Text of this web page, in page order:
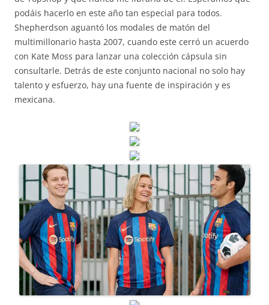
podáis hacerlo en este año tan especial para todos.
Shepherdson aguantó los modales de matón del
multimillonario hasta 2007, cuando este cerró un acuerdo
con Kate Moss para lanzar una colección cápsula sin
consultarle. Detrás de este conjunto nacional no solo hay
talento y esfuerzo, hay una fuente de inspiración y es
mexicana.